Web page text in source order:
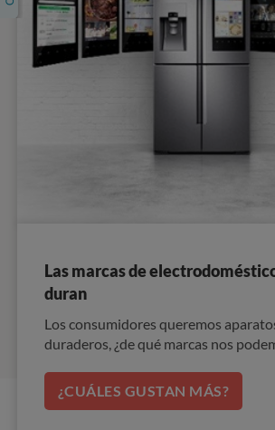
Las marcas de
duran
Los consumidores queremos
duraderos, ¿de qué marcas nos
¿CUÁLES GUSTAN MÁS?